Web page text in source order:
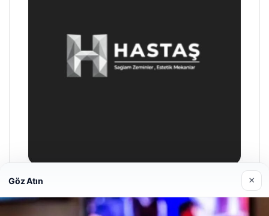
29/04/2026
Göz Atın ×